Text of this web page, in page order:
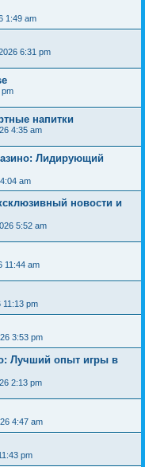
1:49 am
6:31 pm
pm
напитки
4:35 am
Лидирующий
am
новости и
5:52 am
11:44 am
11:13 pm
3:53 pm
Лучший опыт игры в
2:13 pm
4:47 am
pm